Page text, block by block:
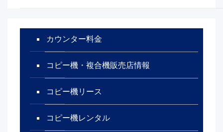
カウンター料金
コピー機・複合機販売店情報
コピー機リース
コピー機レンタル